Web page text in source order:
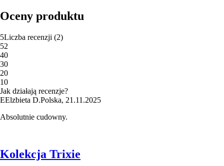
Oceny produktu
5Liczba recenzji (2)
52
40
30
20
10
Jak działają recenzje?
EElzbieta D.Polska, 21.11.2025
Absolutnie cudowny.
Kolekcja Trixie